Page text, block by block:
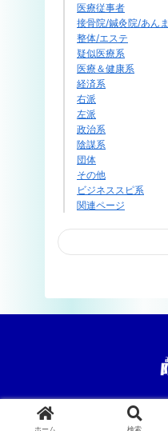
医療従事者
接骨院/鍼灸院/あんま
整体/エステ
疑似医療系
医療＆健康系
経済系
右派
左派
政治系
陰謀系
団体
その他
ビジネススピ系
関連ページ
ホーム 検索